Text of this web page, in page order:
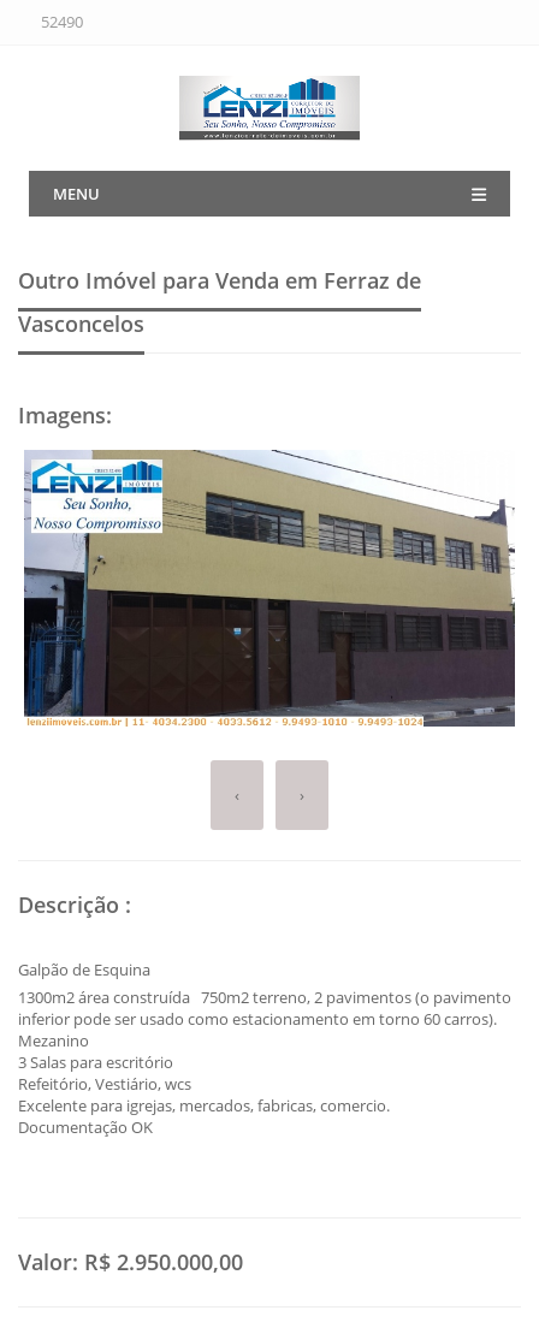
52490
MENU
Outro Imóvel para Venda em Ferraz de
Vasconcelos
Imagens:
‹ ›
Descrição :
Galpão de Esquina
1300m2 área construída 750m2 terreno, 2 pavimentos (o pavimento
inferior pode ser usado como estacionamento em torno 60 carros).
Mezanino
3 Salas para escritório
Refeitório, Vestiário, wcs
Excelente para igrejas, mercados, fabricas, comercio.
Documentação OK
Valor: R$ 2.950.000,00